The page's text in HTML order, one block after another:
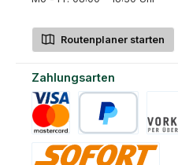
Routenplaner starten
Zahlungsarten